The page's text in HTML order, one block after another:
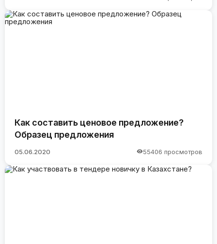
Как составить ценовое предложение?
Образец предложения
05.06.2020 55406 просмотров